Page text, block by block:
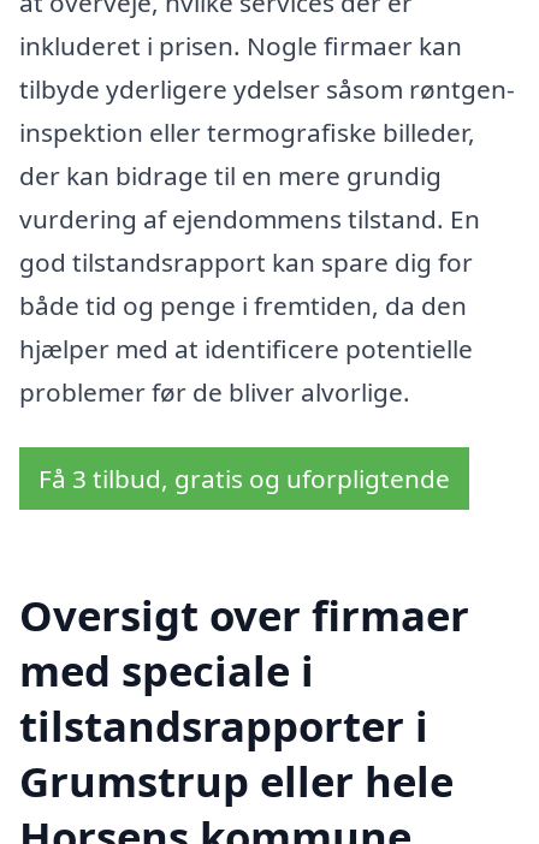
inkluderet i prisen. Nogle firmaer kan
tilbyde yderligere ydelser såsom røntgen-
inspektion eller termografiske billeder,
der kan bidrage til en mere grundig
vurdering af ejendommens tilstand. En
god tilstandsrapport kan spare dig for
både tid og penge i fremtiden, da den
hjælper med at identificere potentielle
problemer før de bliver alvorlige.
Få 3 tilbud, gratis og uforpligtende
Oversigt over firmaer
med speciale i
tilstandsrapporter i
Grumstrup eller hele